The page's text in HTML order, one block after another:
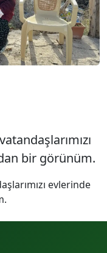
bir görünüm.
evlerinde